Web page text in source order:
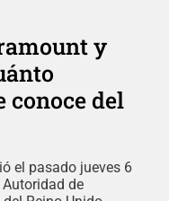
y
conoce del
el pasado jueves 6
de